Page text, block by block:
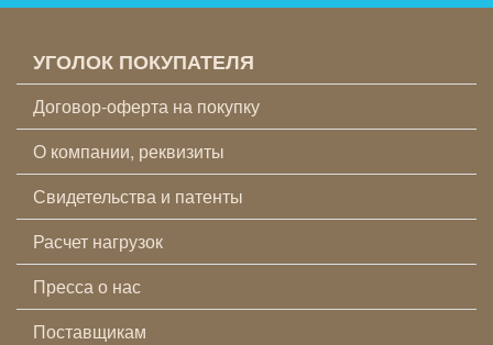
УГОЛОК ПОКУПАТЕЛЯ
Договор-оферта на покупку
О компании, реквизиты
Свидетельства и патенты
Расчет нагрузок
Пресса о нас
Поставщикам